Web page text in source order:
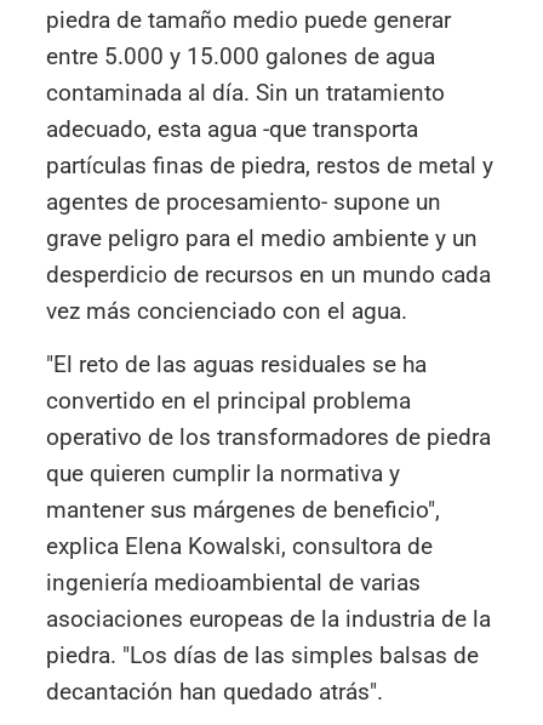
piedra de tamaño medio puede generar
entre 5.000 y 15.000 galones de agua
contaminada al día. Sin un tratamiento
adecuado, esta agua -que transporta
partículas finas de piedra, restos de metal y
agentes de procesamiento- supone un
grave peligro para el medio ambiente y un
desperdicio de recursos en un mundo cada
vez más concienciado con el agua.
"El reto de las aguas residuales se ha
convertido en el principal problema
operativo de los transformadores de piedra
que quieren cumplir la normativa y
mantener sus márgenes de beneficio",
explica Elena Kowalski, consultora de
ingeniería medioambiental de varias
asociaciones europeas de la industria de la
piedra. "Los días de las simples balsas de
decantación han quedado atrás".